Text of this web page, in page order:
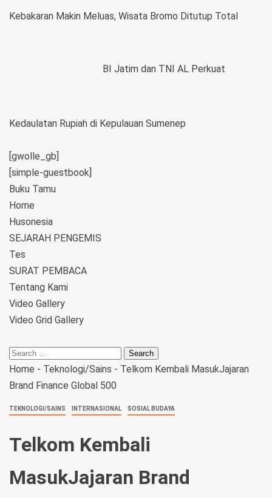
Kebakaran Makin Meluas, Wisata Bromo Ditutup Total
BI Jatim dan TNI AL Perkuat
Kedaulatan Rupiah di Kepulauan Sumenep
[gwolle_gb]
[simple-guestbook]
Buku Tamu
Home
Husonesia
SEJARAH PENGEMIS
Tes
SURAT PEMBACA
Tentang Kami
Video Gallery
Video Grid Gallery
Home - Teknologi/Sains - Telkom Kembali MasukJajaran
Brand Finance Global 500
TEKNOLOGI/SAINS INTERNASIONAL SOSIAL BUDAYA
Telkom Kembali
MasukJajaran Brand